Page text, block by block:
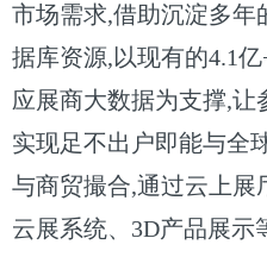
市场需求,借助沉淀多年
据库资源,以现有的4.1
应展商大数据为支撑,让
实现足不出户即能与全
与商贸撮合,通过云上展
云展系统、3D产品展示